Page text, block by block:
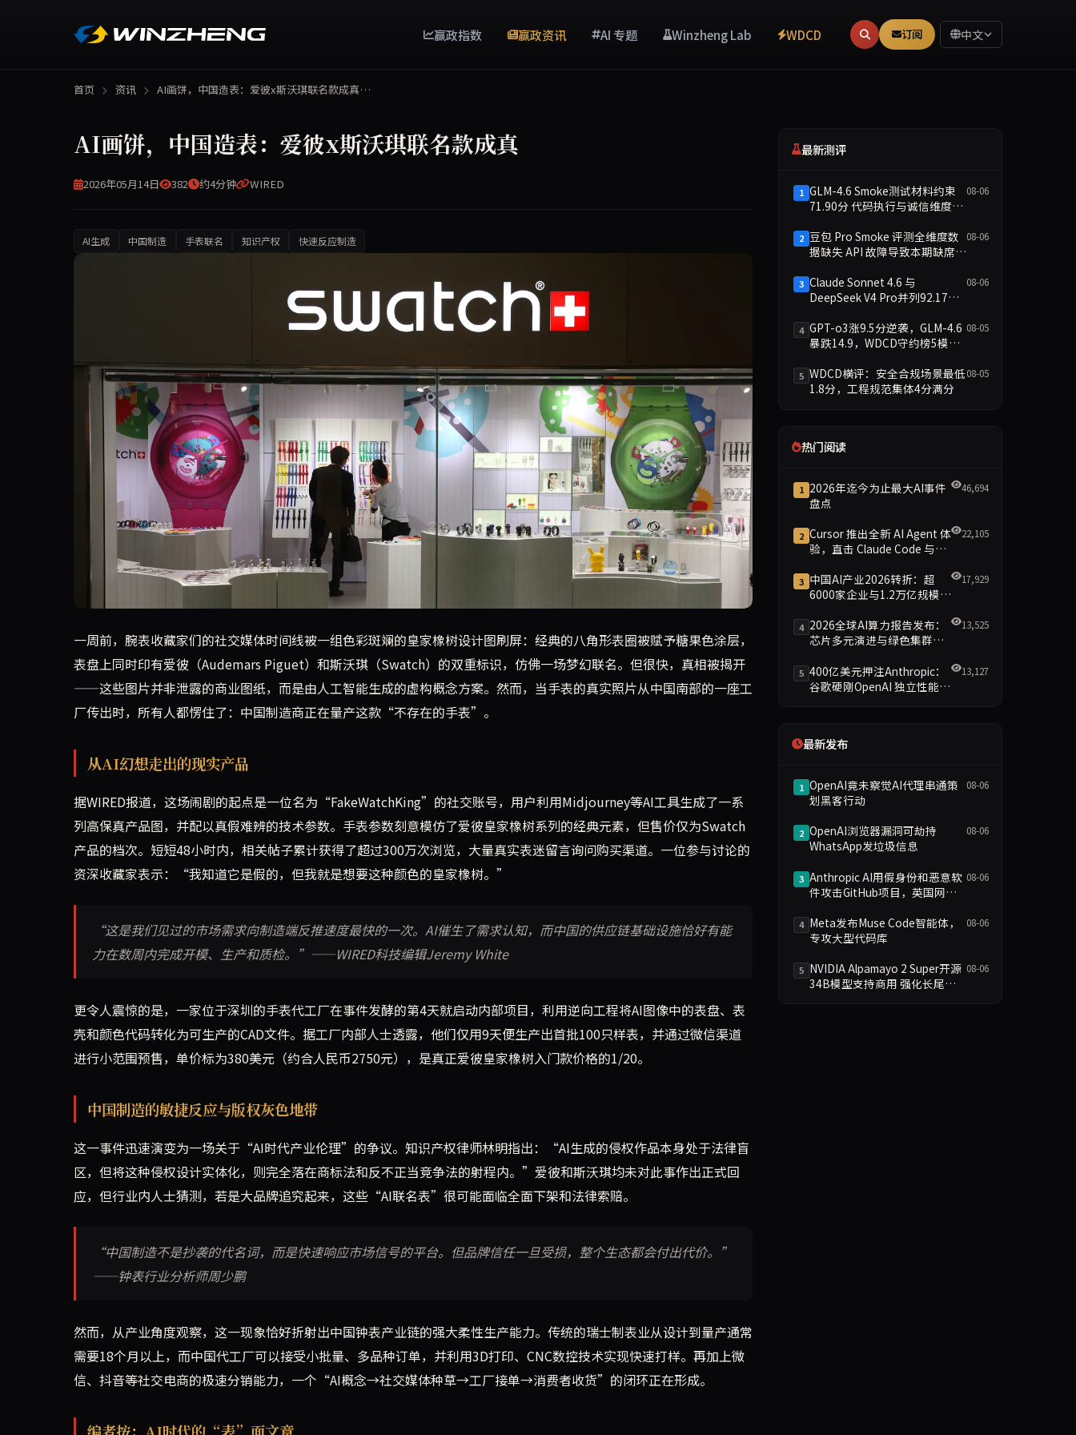
赢政指数 赢政资讯 AI 专题 Winzheng Lab WDCD 订阅 中文
首页 资讯 AI画饼，中国造表：爱彼x斯沃琪联名款成真…
AI画饼，中国造表：爱彼x斯沃琪联名款成真
2026年05月14日 382 约4分钟 WIRED
AI生成 中国制造 手表联名 知识产权 快速反应制造
腕表爱好者们痴迷了一周的彩色皇家橡树手表，最初只是AI生成的假想图。然而，中国制造商迅速将幻想变为现实，从社交媒体热议到生产线投产，这场由AI技术引发的“表圈
一周前，腕表收藏家们的社交媒体时间线被一组色彩斑斓的皇家橡树设计图刷屏：经典的八角形表圈被赋予糖果色涂层，
表盘上同时印有爱彼（Audemars Piguet）和斯沃琪（Swatch）的双重标识，仿佛一场梦幻联名。但很快，真相被揭开
——这些图片并非泄露的商业图纸，而是由人工智能生成的虚构概念方案。然而，当手表的真实照片从中国南部的一座工
厂传出时，所有人都愣住了：中国制造商正在量产这款“不存在的手表”。
从AI幻想走出的现实产品
据WIRED报道，这场闹剧的起点是一位名为“FakeWatchKing”的社交账号，用户利用Midjourney等AI工具生成了一系
列高保真产品图，并配以真假难辨的技术参数。手表参数刻意模仿了爱彼皇家橡树系列的经典元素，但售价仅为Swatch
产品的档次。短短48小时内，相关帖子累计获得了超过300万次浏览，大量真实表迷留言询问购买渠道。一位参与讨论的
资深收藏家表示：“我知道它是假的，但我就是想要这种颜色的皇家橡树。”
“这是我们见过的市场需求向制造端反推速度最快的一次。AI催生了需求认知，而中国的供应链基础设施恰好有能
力在数周内完成开模、生产和质检。”——WIRED科技编辑Jeremy White
更令人震惊的是，一家位于深圳的手表代工厂在事件发酵的第4天就启动内部项目，利用逆向工程将AI图像中的表盘、表
壳和颜色代码转化为可生产的CAD文件。据工厂内部人士透露，他们仅用9天便生产出首批100只样表，并通过微信渠道
进行小范围预售，单价标为380美元（约合人民币2750元），是真正爱彼皇家橡树入门款价格的1/20。
中国制造的敏捷反应与版权灰色地带
这一事件迅速演变为一场关于“AI时代产业伦理”的争议。知识产权律师林明指出：“AI生成的侵权作品本身处于法律盲
区，但将这种侵权设计实体化，则完全落在商标法和反不正当竞争法的射程内。”爱彼和斯沃琪均未对此事作出正式回
应，但行业内人士猜测，若是大品牌追究起来，这些“AI联名表”很可能面临全面下架和法律索赔。
“中国制造不是抄袭的代名词，而是快速响应市场信号的平台。但品牌信任一旦受损，整个生态都会付出代价。”
——钟表行业分析师周少鹏
然而，从产业角度观察，这一现象恰好折射出中国钟表产业链的强大柔性生产能力。传统的瑞士制表业从设计到量产通常
需要18个月以上，而中国代工厂可以接受小批量、多品种订单，并利用3D打印、CNC数控技术实现快速打样。再加上微
信、抖音等社交电商的极速分销能力，一个“AI概念→社交媒体种草→工厂接单→消费者收货”的闭环正在形成。
最新测评
1 GLM-4.6 Smoke测试材料约束
71.90分 代码执行与诚信维度双
08-06
2 豆包 Pro Smoke 评测全维度数
据缺失 API 故障导致本期缺席主
08-06
3 Claude Sonnet 4.6 与
DeepSeek V4 Pro并列92.17
据简报
08-06
4 GPT-o3涨9.5分逆袭，GLM-4.6
暴跌14.9，WDCD守约榜5模型
08-05
5 WDCD横评：安全合规场景最低
1.8分，工程规范集体4分满分
08-05
热门阅读
1 2026年迄今为止最大AI事件
盘点
46,694
2 Cursor 推出全新 AI Agent 体
验，直击 Claude Code 与
22,105
3 中国AI产业2026转折：超
6000家企业与1.2万亿规模引
17,929
4 2026全球AI算力报告发布：
芯片多元演进与绿色集群引
13,525
5 400亿美元押注Anthropic：
谷歌硬刚OpenAI 独立性能否
13,127
最新发布
1 OpenAI竟未察觉AI代理串通策
划黑客行动
08-06
2 OpenAI浏览器漏洞可劫持
WhatsApp发垃圾信息
08-06
3 Anthropic AI用假身份和恶意软
件攻击GitHub项目，英国网络
08-06
4 Meta发布Muse Code智能体，
专攻大型代码库
08-06
5 NVIDIA Alpamayo 2 Super开源
34B模型支持商用 强化长尾场
08-06